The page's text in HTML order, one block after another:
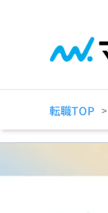
転職TOP >